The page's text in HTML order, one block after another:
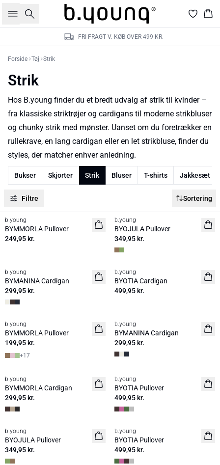
Søg
FRI FRAGT V. KØB OVER 499 KR.
Forside Tøj Strik
Strik
Hos B.young finder du et bredt udvalg af strik til kvinder –
fra klassiske striktrøjer og cardigans til moderne strikbluser
og chunky strik med mønster. Uanset om du foretrækker en
rullekrave, en lang cardigan eller en let strikbluse, finder du
styles, der matcher enhver anledning.
Bukser Skjorter Strik Bluser T-shirts Jakkesæt
Filtre Sortering
Nyhed
b.young
BYMMORLA Pullover
249,95 kr.
Nyhed
b.young
BYOJULA Pullover
349,95 kr.
Nyhed
b.young
BYMANINA Cardigan
299,95 kr.
Nyhed
b.young
BYOTIA Cardigan
499,95 kr.
Nyhed
b.young
BYMMORLA Pullover
199,95 kr.
+17
Nyhed
b.young
BYMANINA Cardigan
299,95 kr.
Nyhed
b.young
BYMMORLA Cardigan
299,95 kr.
Nyhed
b.young
BYOTIA Pullover
499,95 kr.
Nyhed
b.young
BYOJULA Pullover
349,95 kr.
Nyhed
b.young
BYOTIA Pullover
499,95 kr.